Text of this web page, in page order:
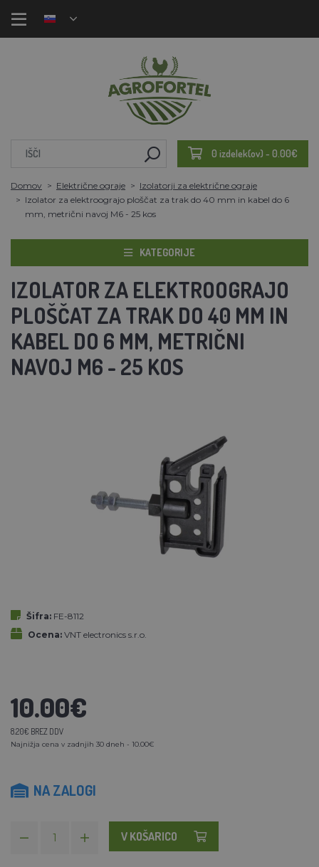
0 izdelek(ov) - 0.00€
Domov Električne ograje
Izolatorji za električne ograje
Izolator za elektroograjo ploščat za trak do 40 mm in kabel do 6
mm, metrični navoj M6 - 25 kos
KATEGORIJE
IZOLATOR ZA ELEKTROOGRAJO
PLOŠČAT ZA TRAK DO 40 MM IN
KABEL DO 6 MM, METRIČNI
NAVOJ M6 - 25 KOS
Šifra: FE-8112
Ocena: VNT electronics s.r.o.
10.00€
8.20€ BREZ DDV
Najnižja cena v zadnjih 30 dneh - 10.00€
NA ZALOGI
V KOŠARICO